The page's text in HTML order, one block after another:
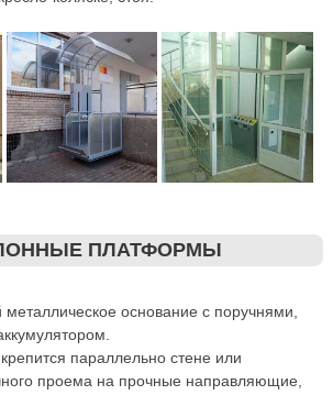
ПЛАТФОРМЫ
основание с поручнями,
параллельно стене или
проема на прочные направляющие,